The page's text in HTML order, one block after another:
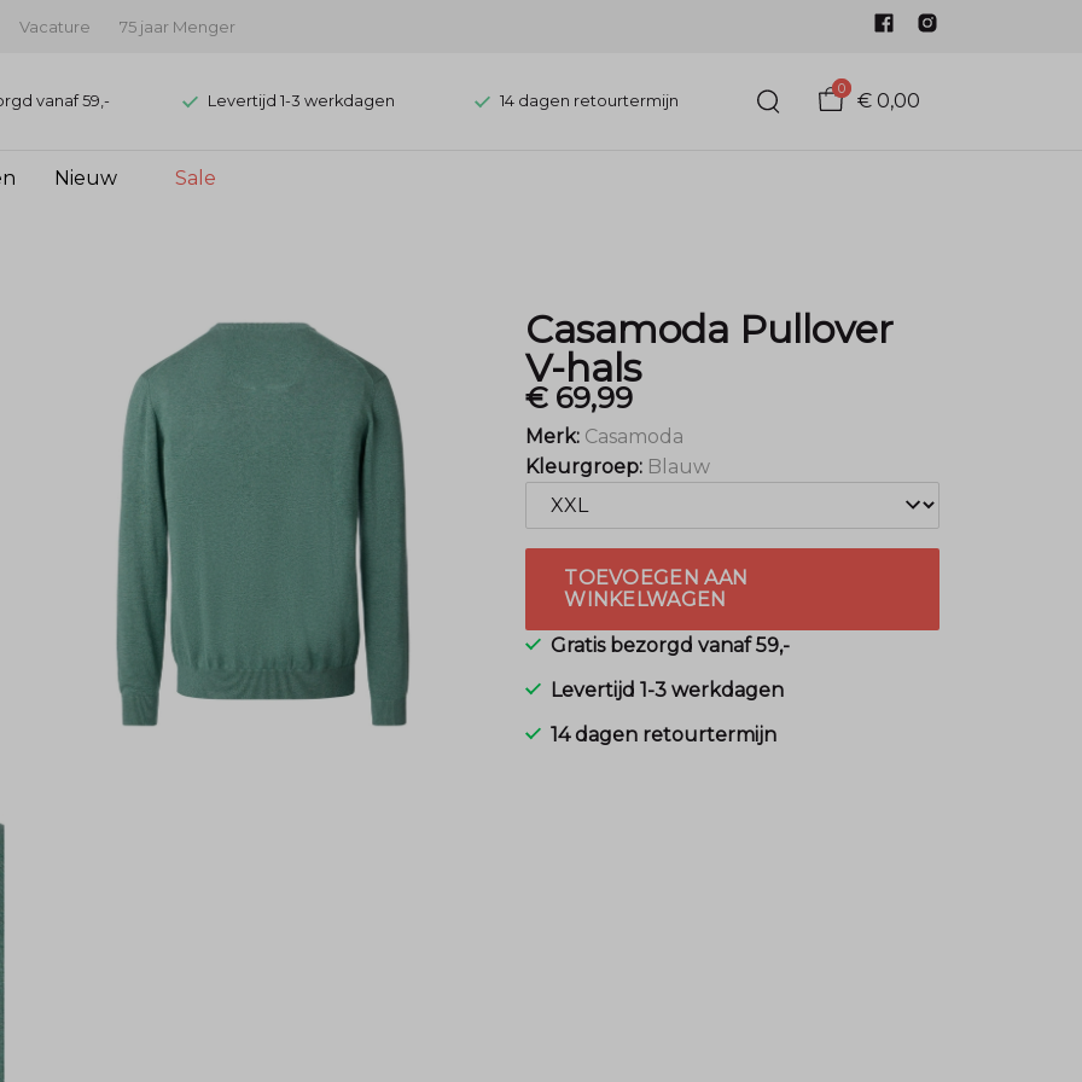
Vacature 75 jaar Menger
vanaf 59,- Levertijd 1-3 werkdagen 14 dagen retourtermijn
0
€ 0,00
Nieuw Sale
Casamoda Pullover
V-hals
€ 69,99
Merk: Casamoda
Kleurgroep: Blauw
TOEVOEGEN AAN
WINKELWAGEN
Gratis bezorgd vanaf 59,-
Levertijd 1-3 werkdagen
14 dagen retourtermijn